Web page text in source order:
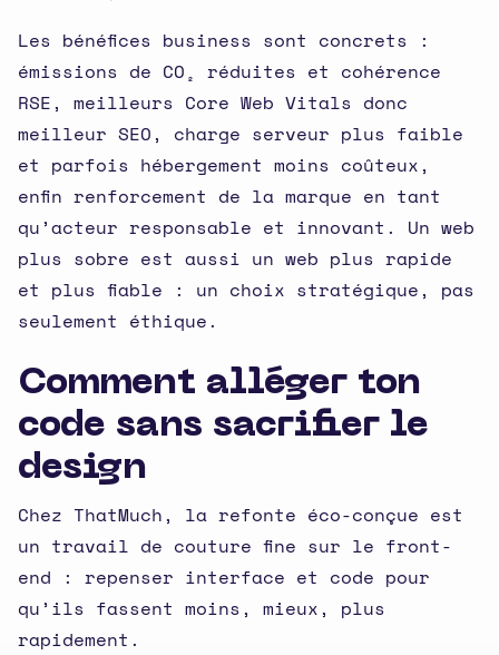
Les bénéfices business sont concrets :
émissions de CO₂ réduites et cohérence
RSE, meilleurs Core Web Vitals donc
meilleur SEO, charge serveur plus faible
et parfois hébergement moins coûteux,
enfin renforcement de la marque en tant
qu’acteur responsable et innovant. Un web
plus sobre est aussi un web plus rapide
et plus fiable : un choix stratégique, pas
seulement éthique.
Comment alléger ton
code sans sacrifier le
design
Chez ThatMuch, la refonte éco-conçue est
un travail de couture fine sur le front-
end : repenser interface et code pour
qu’ils fassent moins, mieux, plus
rapidement.